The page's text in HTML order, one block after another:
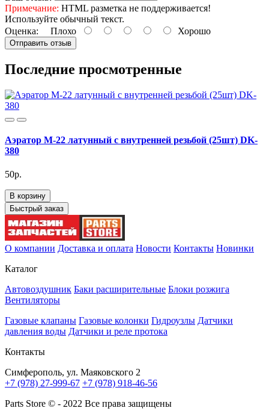
Примечание: HTML разметка не поддерживается!
Используйте обычный текст.
Оценка: Плохо Хорошо
Отправить отзыв
Последние просмотренные
Аэратор М-22 латунный с внутренней резьбой (25шт) DK-
380
50р.
В корзину
Быстрый заказ
О компании Доставка и оплата Новости Контакты Новинки
Каталог
Автовоздушник Баки расширительные Блоки розжига
Вентиляторы
Газовые клапаны Газовые колонки Гидроузлы Датчики
давления воды Датчики и реле протока
Контакты
Симферополь, ул. Маяковского 2
+7 (978) 27-999-67 +7 (978) 918-46-56
Parts Store © - 2022 Все права защищены